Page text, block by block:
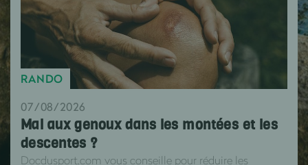
RANDO
07/08/2026
Mal aux genoux dans les montées et les
descentes ?
Docdusport.com vous conseille pour réduire les